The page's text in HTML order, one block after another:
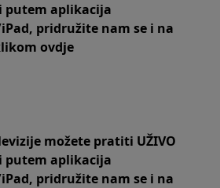
putem aplikacija
pridružite nam se i na
ovdje
možete pratiti UŽIVO
putem aplikacija
pridružite nam se i na